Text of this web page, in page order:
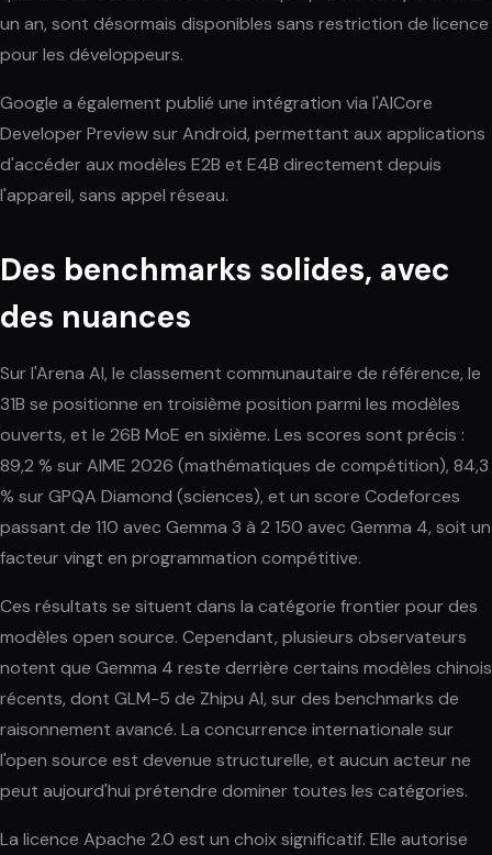
un an, sont désormais disponibles sans restriction de licence
pour les développeurs.
Google a également publié une intégration via l'AICore
Developer Preview sur Android, permettant aux applications
d'accéder aux modèles E2B et E4B directement depuis
l'appareil, sans appel réseau.
Des benchmarks solides, avec
des nuances
Sur l'Arena AI, le classement communautaire de référence, le
31B se positionne en troisième position parmi les modèles
ouverts, et le 26B MoE en sixième. Les scores sont précis :
89,2 % sur AIME 2026 (mathématiques de compétition), 84,3
% sur GPQA Diamond (sciences), et un score Codeforces
passant de 110 avec Gemma 3 à 2 150 avec Gemma 4, soit un
facteur vingt en programmation compétitive.
Ces résultats se situent dans la catégorie frontier pour des
modèles open source. Cependant, plusieurs observateurs
notent que Gemma 4 reste derrière certains modèles chinois
récents, dont GLM-5 de Zhipu AI, sur des benchmarks de
raisonnement avancé. La concurrence internationale sur
l'open source est devenue structurelle, et aucun acteur ne
peut aujourd'hui prétendre dominer toutes les catégories.
La licence Apache 2.0 est un choix significatif. Elle autorise